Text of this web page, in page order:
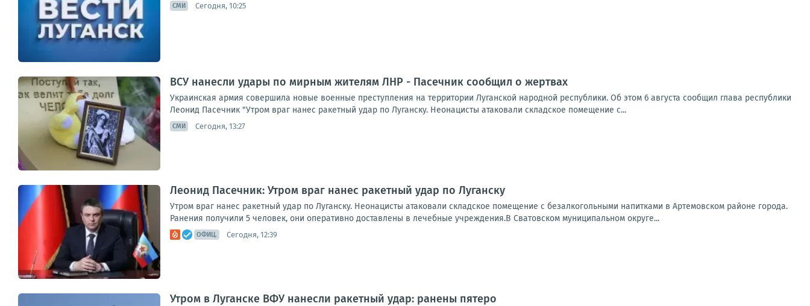
СМИ Сегодня, 10:25
ВСУ нанесли удары по мирным жителям ЛНР - Пасечник сообщил о жертвах
Украинская армия совершила новые военные преступления на территории Луганской народной республики. Об этом 6 августа сообщил глава республики
Леонид Пасечник "Утром враг нанес ракетный удар по Луганску. Неонацисты атаковали складское помещение с...
СМИ Сегодня, 13:27
Леонид Пасечник: Утром враг нанес ракетный удар по Луганску
Утром враг нанес ракетный удар по Луганску. Неонацисты атаковали складское помещение с безалкогольными напитками в Артемовском районе города.
Ранения получили 5 человек, они оперативно доставлены в лечебные учреждения.В Сватовском муниципальном округе...
ОФИЦ. Сегодня, 12:39
Утром в Луганске ВФУ нанесли ракетный удар: ранены пятеро